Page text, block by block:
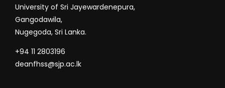
University of Sri Jayewardenepura,
Gangodawila,
Nugegoda, Sri Lanka.
+94 11 2803196
deanfhss@sjp.ac.lk